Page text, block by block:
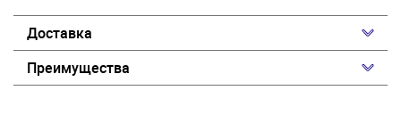
Доставка
Преимущества